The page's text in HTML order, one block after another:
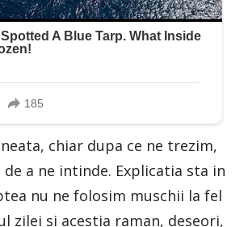
chiar dupa ce ne trezim,
a ne intinde. Explicatia sta in
nu ne folosim muschii la fel
zilei si acestia raman, deseori,